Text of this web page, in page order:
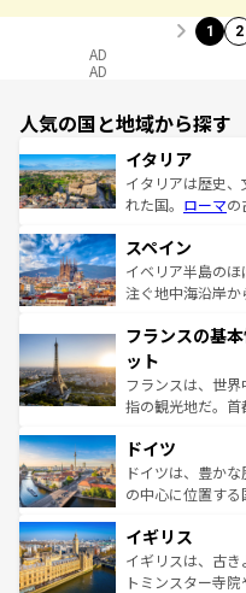
1 2
AD
AD
人気の国と地域から探す
イタリア
イタリアは歴史
れた国。 ローマの
ろん、トスカーナ
景など、自然景
ピザやパスタな
ませてくれるイタ
なお、新着のイタ
しい。
スペイン
イベリア半島の
注ぐ地中海沿岸
文化が根付くこの
れる闘牛、そして
る。首都マドリ
アートに溢れた
せる。地方によ
ンテンツ一覧を参
フランスの基
ット
フランスは、世
指の観光地だ。
で、幅広い魅力
聖堂、美しいビ
から魅了する。
いる。シャンパン
香り高いラベン
らに、パリ以外
ドイツ
ドイツは、豊か
の中心に位置す
顔を持つこの国は
ルリンの文化的
してライン川沿
イギリス
イギリスは、古
トミンスター寺